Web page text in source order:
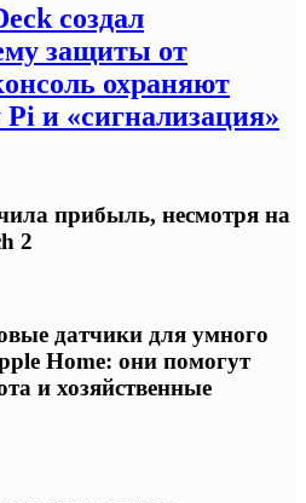
создал
защиты от
охраняют
и «сигнализация»
прибыль, несмотря на
2
датчики для умного
Home: они помогут
и хозяйственные